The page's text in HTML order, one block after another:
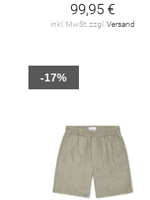
99,95 €
inkl. MwSt. zzgl. Versand
-17%